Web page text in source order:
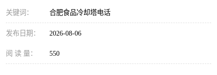
关键词： 合肥食品冷却塔电话
发布日期： 2026-08-06
阅 读 量： 550